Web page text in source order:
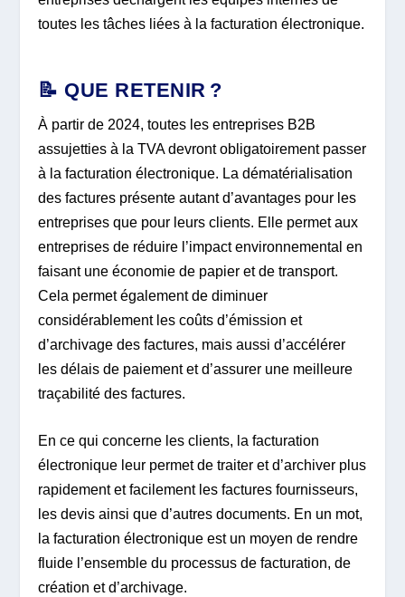
toutes les tâches liées à la facturation électronique.
📝 QUE RETENIR ?
À partir de 2024, toutes les entreprises B2B
assujetties à la TVA devront obligatoirement passer
à la facturation électronique. La dématérialisation
des factures présente autant d’avantages pour les
entreprises que pour leurs clients. Elle permet aux
entreprises de réduire l’impact environnemental en
faisant une économie de papier et de transport.
Cela permet également de diminuer
considérablement les coûts d’émission et
d’archivage des factures, mais aussi d’accélérer
les délais de paiement et d’assurer une meilleure
traçabilité des factures.
En ce qui concerne les clients, la facturation
électronique leur permet de traiter et d’archiver plus
rapidement et facilement les factures fournisseurs,
les devis ainsi que d’autres documents. En un mot,
la facturation électronique est un moyen de rendre
fluide l’ensemble du processus de facturation, de
création et d’archivage.